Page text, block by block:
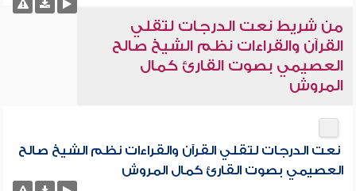
من شريط نعت الدرجات لتقلي
القرآن والقراءات نظم الشيخ صالح
العصيمي بصوت القارئ كمال
المروش
نعت الدرجات لتقلي القرآن والقراءات نظم الشيخ صالح
العصيمي بصوت القارئ كمال المروش